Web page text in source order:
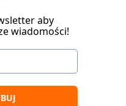
aby
wiadomości!